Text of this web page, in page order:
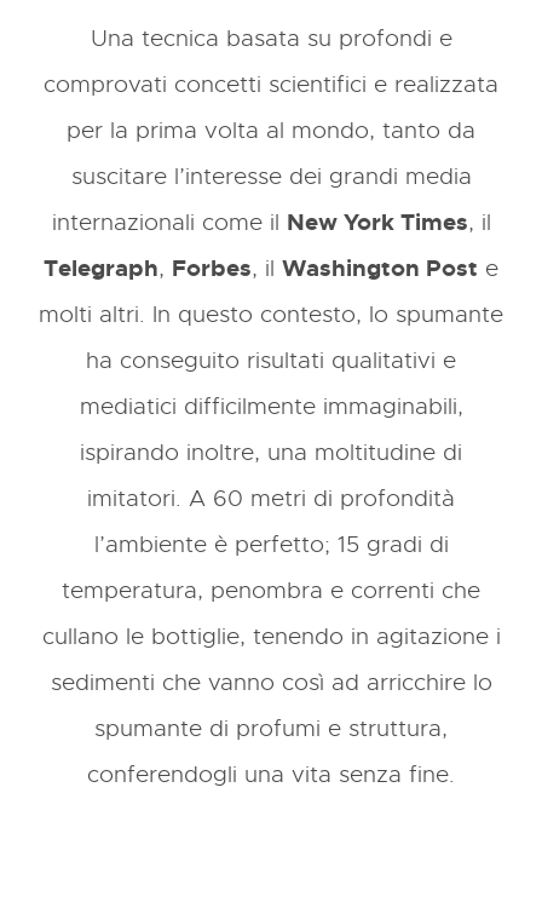
Una tecnica basata su profondi e
comprovati concetti scientifici e realizzata
per la prima volta al mondo, tanto da
suscitare l’interesse dei grandi media
internazionali come il New York Times, il
Telegraph, Forbes, il Washington Post e
molti altri. In questo contesto, lo spumante
ha conseguito risultati qualitativi e
mediatici difficilmente immaginabili,
ispirando inoltre, una moltitudine di
imitatori. A 60 metri di profondità
l’ambiente è perfetto; 15 gradi di
temperatura, penombra e correnti che
cullano le bottiglie, tenendo in agitazione i
sedimenti che vanno così ad arricchire lo
spumante di profumi e struttura,
conferendogli una vita senza fine.